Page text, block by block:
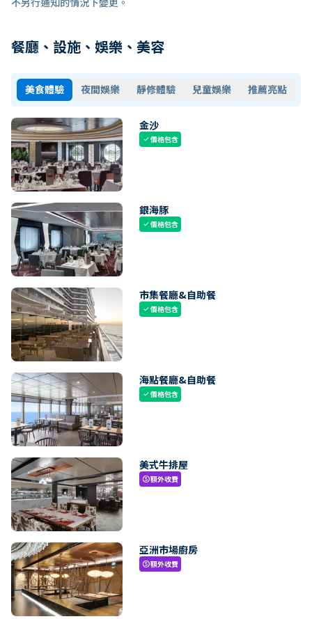
餐廳、設施、娛樂、美容
美食體驗 夜間娛樂 靜修體驗 兒童娛樂 推薦亮點
金沙
check價格包含
銀海豚
check價格包含
市集餐廳&自助餐
check價格包含
海點餐廳&自助餐
check價格包含
美式牛排屋
paid額外收費
亞洲市場廚房
paid額外收費